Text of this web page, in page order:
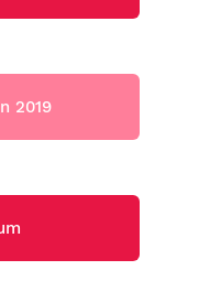
2019